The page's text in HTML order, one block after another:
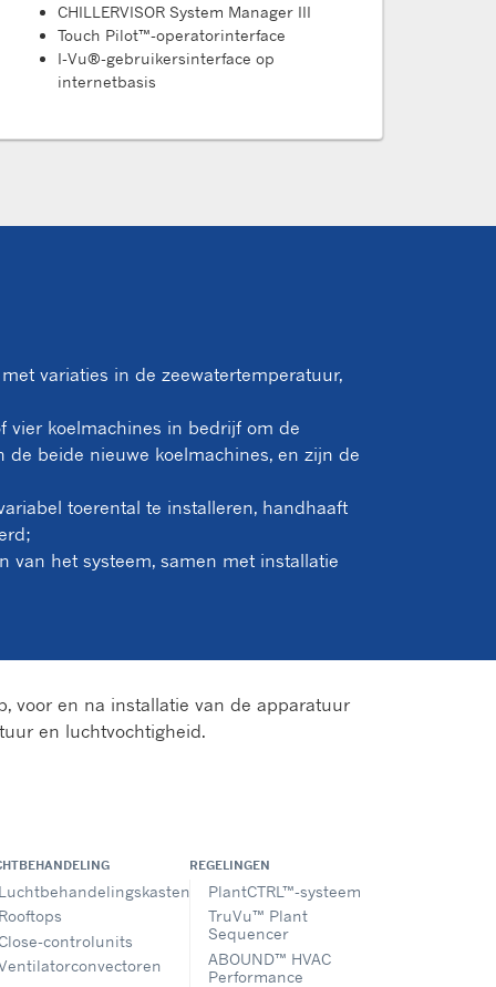
CHILLERVISOR System Manager III
Touch Pilot™-operatorinterface
I-Vu®-gebruikersinterface op
internetbasis
variaties in de zeewatertemperatuur,
vier koelmachines in bedrijf om de
beide nieuwe koelmachines, en zijn de
toerental te installeren, handhaaft
van het systeem, samen met installatie
voor en na installatie van de apparatuur
en luchtvochtigheid.
controlunits
REGELINGEN
PlantCTRL™-systeem
TruVu™ Plant
Sequencer
ABOUND™ HVAC
Performance